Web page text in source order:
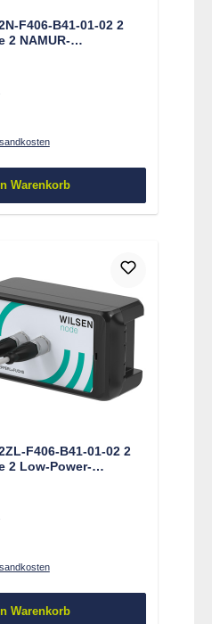
F406-B41-01-02 2
2 NAMUR-
Warenkorb
F406-B41-01-02 2
2 Low-Power-
Warenkorb